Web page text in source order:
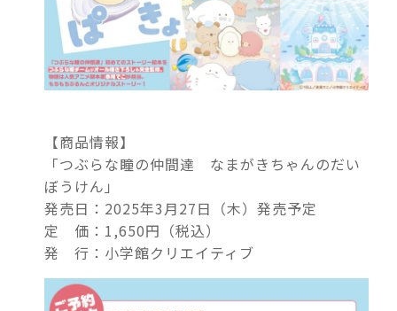
【商品情報】
「つぶらな瞳の仲間達 なまがきちゃんのだい
ぼうけん」
発売日：2025年3月27日（木）発売予定
定 価：1,650円（税込）
発 行：小学館クリエイティブ